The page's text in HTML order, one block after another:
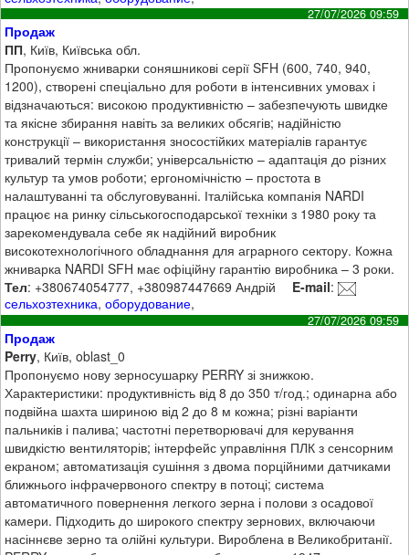
27/07/2026 09:59
Продаж
ПП, Київ, Київська обл.
Пропонуємо жниварки соняшникові серії SFH (600, 740, 940,
1200), створені спеціально для роботи в інтенсивних умовах і
відзначаються: високою продуктивністю – забезпечують швидке
та якісне збирання навіть за великих обсягів; надійністю
конструкції – використання зносостійких матеріалів гарантує
тривалий термін служби; універсальністю – адаптація до різних
культур та умов роботи; ергономічністю – простота в
налаштуванні та обслуговуванні. Італійська компанія NARDI
працює на ринку сільськогосподарської техніки з 1980 року та
зарекомендувала себе як надійний виробник
високотехнологічного обладнання для аграрного сектору. Кожна
жниварка NARDI SFH має офіційну гарантію виробника – 3 роки.
Тел: +380674054777, +380987447669 Андрій E-mail:
сельхозтехника,оборудование,
27/07/2026 09:59
Продаж
Perry, Київ, oblast_0
Пропонуємо нову зерносушарку PERRY зі знижкою.
Характеристики: продуктивність від 8 до 350 т/год.; одинарна або
подвійна шахта шириною від 2 до 8 м кожна; різні варіанти
пальників і палива; частотні перетворювачі для керування
швидкістю вентиляторів; інтерфейс управління ПЛК з сенсорним
екраном; автоматизація сушіння з двома порційними датчиками
ближнього інфрачервоного спектру в потоці; система
автоматичного повернення легкого зерна і полови з осадової
камери. Підходить до широкого спектру зернових, включаючи
насіннєве зерно та олійні культури. Вироблена в Великобританії.